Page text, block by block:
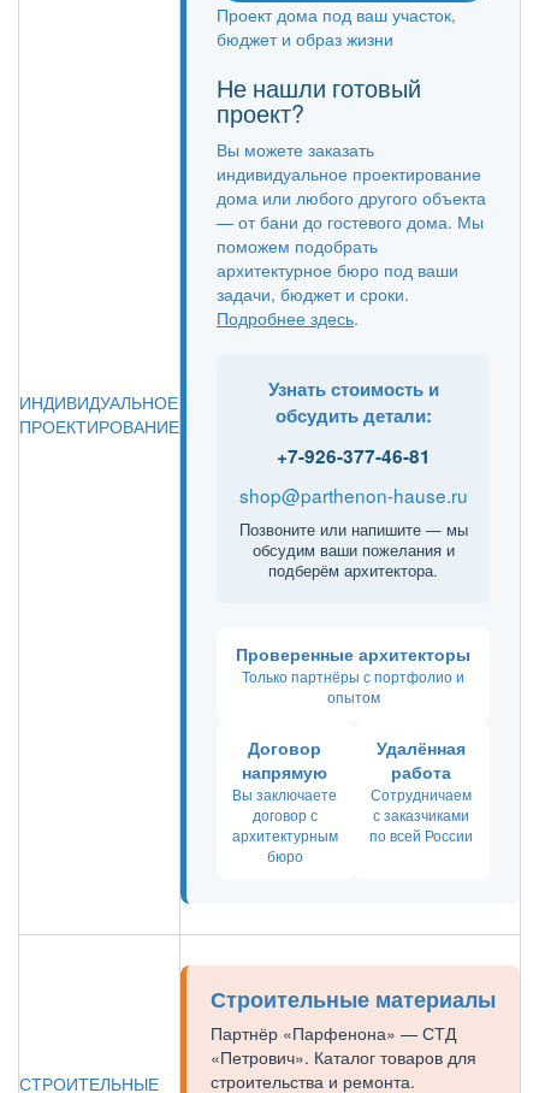
ИНДИВИДУАЛЬНОЕ
ПРОЕКТИРОВАНИЕ
Проект дома под ваш участок,
бюджет и образ жизни
Не нашли готовый
проект?
Вы можете заказать
индивидуальное проектирование
дома или любого другого объекта
— от бани до гостевого дома. Мы
поможем подобрать
архитектурное бюро под ваши
задачи, бюджет и сроки.
Подробнее здесь.
Узнать стоимость и
обсудить детали:
+7-926-377-46-81
shop@parthenon-hause.ru
Позвоните или напишите — мы
обсудим ваши пожелания и
подберём архитектора.
Проверенные архитекторы
Только партнёры с портфолио и
опытом
Договор
напрямую
Вы заключаете
договор с
архитектурным
бюро
Удалённая
работа
Сотрудничаем
с заказчиками
по всей России
СТРОИТЕЛЬНЫЕ
Строительные материалы
Партнёр «Парфенона» — СТД
«Петрович». Каталог товаров для
строительства и ремонта.